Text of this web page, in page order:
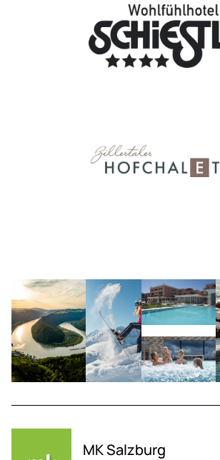
MK Salzburg